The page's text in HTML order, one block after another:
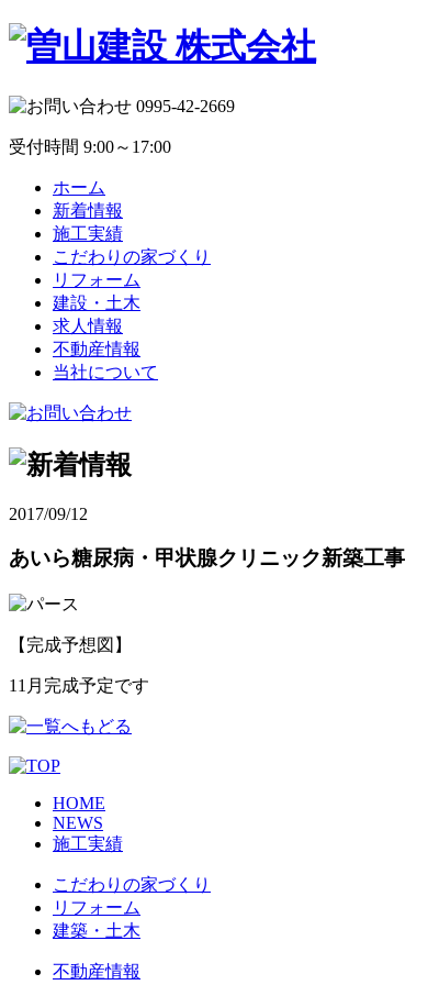
受付時間 9:00～17:00
ホーム
新着情報
施工実績
こだわりの家づくり
リフォーム
建設・土木
求人情報
不動産情報
当社について
2017/09/12
あいら糖尿病・甲状腺クリニック新築工事
【完成予想図】
11月完成予定です
HOME
NEWS
施工実績
こだわりの家づくり
リフォーム
建築・土木
不動産情報